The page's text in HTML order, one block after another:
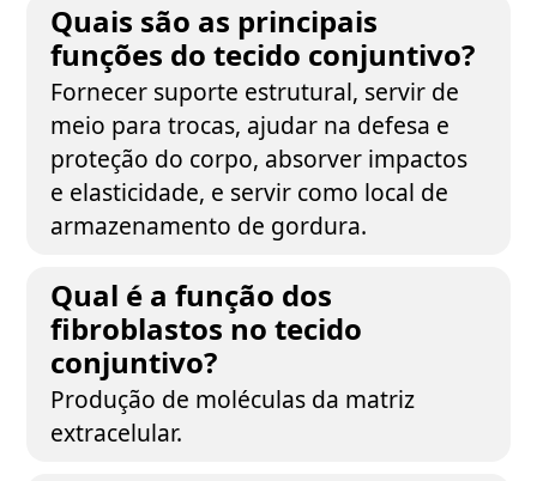
Quais são as principais
funções do tecido conjuntivo?
Fornecer suporte estrutural, servir de
meio para trocas, ajudar na defesa e
proteção do corpo, absorver impactos
e elasticidade, e servir como local de
armazenamento de gordura.
Qual é a função dos
fibroblastos no tecido
conjuntivo?
Produção de moléculas da matriz
extracelular.